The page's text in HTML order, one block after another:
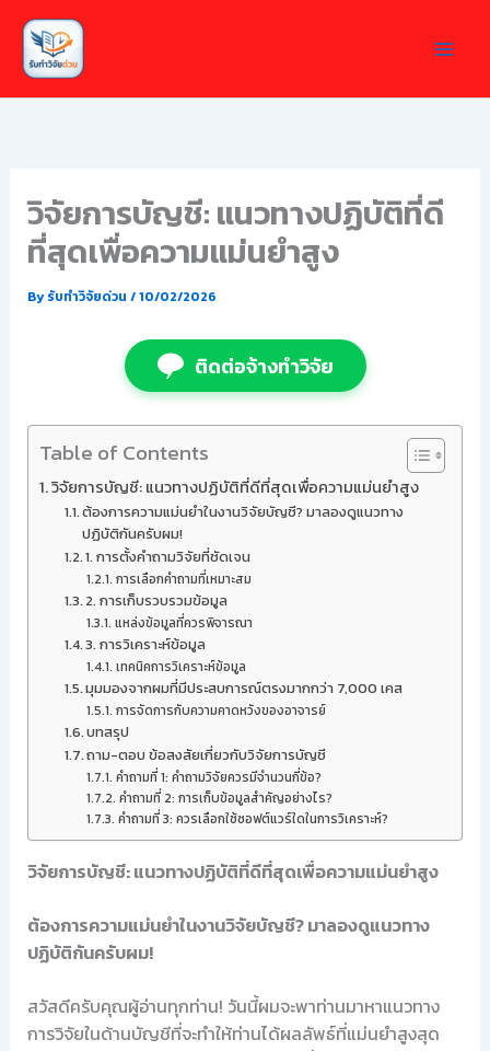
Skip
content
วิจัยการบัญชี: แนวทางปฏิบัติที่ดี
ที่สุดเพื่อความแม่นยำสูง
Byรับทำวิจัยด่วน /10/02/2026
ติดต่อจ้างทำวิจัย
Table of Contents
วิจัยการบัญชี: แนวทางปฏิบัติที่ดีที่สุดเพื่อความแม่นยำสูง
ต้องการความแม่นยำในงานวิจัยบัญชี? มาลองดูแนวทาง
ปฏิบัติกันครับผม!
1. การตั้งคำถามวิจัยที่ชัดเจน
การเลือกคำถามที่เหมาะสม
2. การเก็บรวบรวมข้อมูล
แหล่งข้อมูลที่ควรพิจารณา
3. การวิเคราะห์ข้อมูล
เทคนิคการวิเคราะห์ข้อมูล
มุมมองจากผมที่มีประสบการณ์ตรงมากกว่า 7,000 เคส
การจัดการกับความคาดหวังของอาจารย์
บทสรุป
ถาม-ตอบ ข้อสงสัยเกี่ยวกับวิจัยการบัญชี
คำถามที่ 1: คำถามวิจัยควรมีจำนวนกี่ข้อ?
คำถามที่ 2: การเก็บข้อมูลสำคัญอย่างไร?
คำถามที่ 3: ควรเลือกใช้ซอฟต์แวร์ใดในการวิเคราะห์?
วิจัยการบัญชี: แนวทางปฏิบัติที่ดีที่สุดเพื่อความแม่นยำสูง
ต้องการความแม่นยำในงานวิจัยบัญชี? มาลองดูแนวทาง
ปฏิบัติกันครับผม!
สวัสดีครับคุณผู้อ่านทุกท่าน! วันนี้ผมจะพาท่านมาหาแนวทาง
การวิจัยในด้านบัญชีที่จะทำให้ท่านได้ผลลัพธ์ที่แม่นยำสูงสุด